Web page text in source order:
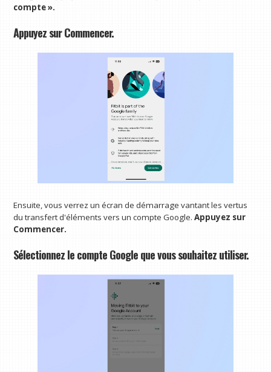
compte ».
Appuyez sur Commencer.
Ensuite, vous verrez un écran de démarrage vantant les vertus
du transfert d'éléments vers un compte Google.Appuyez sur
Commencer.
Sélectionnez le compte Google que vous souhaitez utiliser.